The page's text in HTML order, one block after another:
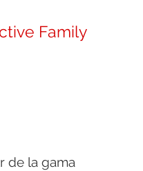
Family
de la gama